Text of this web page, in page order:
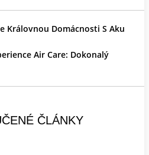
Královnou Domácnosti S Aku
Air Care: Dokonalý
ČLÁNKY